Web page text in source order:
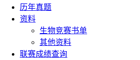
历年真题
资料
生物竞赛书单
其他资料
联赛成绩查询